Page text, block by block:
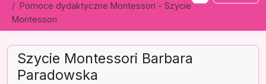
Pomoce dydaktyczne Montessori - Szycie
Montessori
Szycie Montessori Barbara
Paradowska